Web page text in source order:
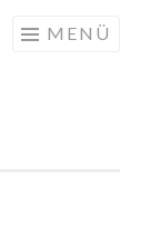
MENÜ